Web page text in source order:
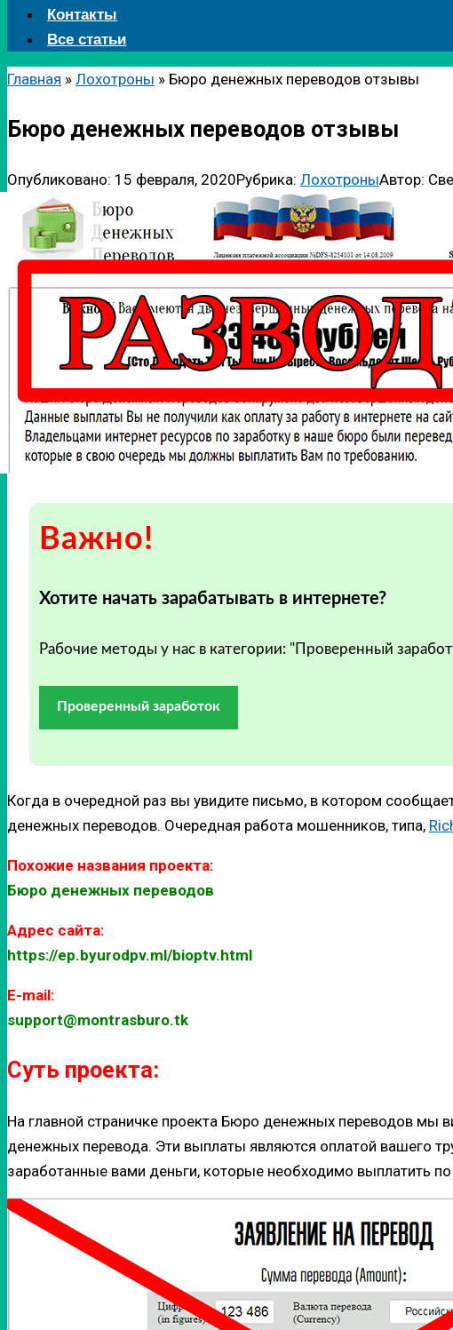
Контакты
Все статьи
Главная » Лохотроны » Бюро денежных переводов отзывы
Бюро денежных переводов отзывы
Опубликовано: 15 февраля, 2020Рубрика: ЛохотроныАвтор:
Важно!
Хотите начать зарабатывать в интернете?
Рабочие методы у нас в категории: "Проверенный
Проверенный заработок
Когда в очередной раз вы увидите письмо, в котором
денежных переводов. Очередная работа мошенников, типа,
Похожие названия проекта:
Бюро денежных переводов
Адрес сайта:
https://ep.byurodpv.ml/bioptv.html
E-mail:
support@montrasburo.tk
Суть проекта:
На главной страничке проекта Бюро денежных переводов
денежных перевода. Эти выплаты являются оплатой вашего
заработанные вами деньги, которые необходимо выплатить